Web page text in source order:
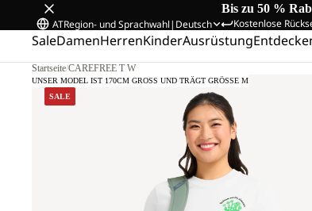
Bis zu 50 %
Kostenlose
ATRegion- und Sprachwahl| Deutsch
SaleDamenHerrenKinderAusrüstung
Startseite/CAREFREE T W
SALE
UNSER MODEL IST 170CM GROSS UND TRÄGT GRÖSSE M